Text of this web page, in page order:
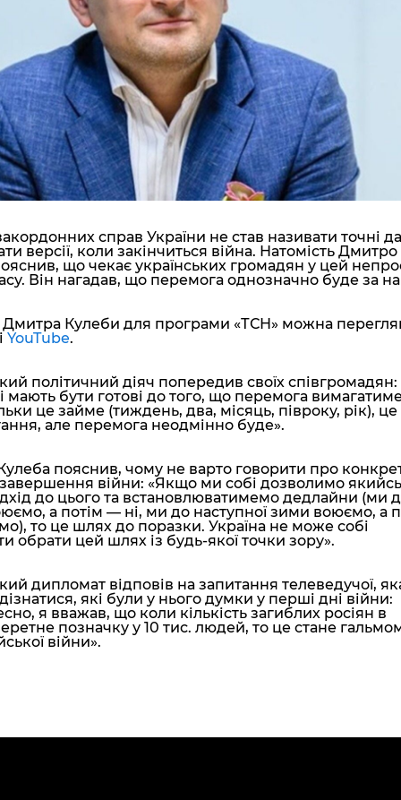
Оккупация Крыма
Новости Крыма
Донбасс
Армия Украины
Шоу-биз
Культура
Общество
Пресс-релизы
Пресс-релизы
Авторское
Мнение
Блоги
ИноСМИ
справ України не став називати точні
версії, коли закінчиться війна. Натомість Дмитро
що чекає українських громадян у цей
Він нагадав, що перемога однозначно буде за
Дмитра Кулеби для програми «ТСН» можна
YouTube.
політичний діяч попередив своїх співгромадян:
мають бути готові до того, що перемога
це займе (тиждень, два, місяць, півроку, рік),
але перемога неодмінно буде».
пояснив, чому не варто говорити про
війни: «Якщо ми собі дозволимо якийсь
до цього та встановлюватимемо дедлайни (ми
а потім — ні, ми до наступної зими воюємо, а
то це шлях до поразки. Україна не може собі
обрати цей шлях із будь-якої точки зору».
дипломат відповів на запитання телеведучої,
які були у нього думки у перші дні війни:
я вважав, що коли кількість загиблих росіян в
позначку у 10 тис. людей, то це стане
війни».